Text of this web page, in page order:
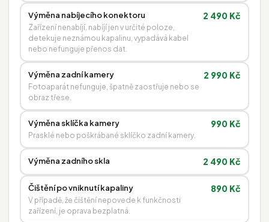
Výměna nabíjecího konektoru
Zařízení nenabíjí, nabíjí jen v určité poloze,
detekuje neznámou kapalinu, vypadává kabel
nebo nefunguje přenos dat.
2 490 Kč
Výměna zadní kamery
Fotoaparát nefunguje, špatně zaostřuje nebo se
obraz třese.
2 990 Kč
Výměna sklíčka kamery
Prasklé nebo poškrábané sklíčko zadní kamery.
990 Kč
Výměna zadního skla 2 490 Kč
Čištění po vniknutí kapaliny
V případě, že čištění nepovede k funkčnosti
zařízení, je oprava bezplatná.
890 Kč